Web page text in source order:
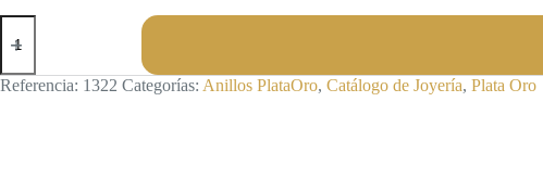
Anillo
PlataOro
Referencia: 1322 Categorías: Anillos PlataOro, Catálogo de Joyería, Plata Oro